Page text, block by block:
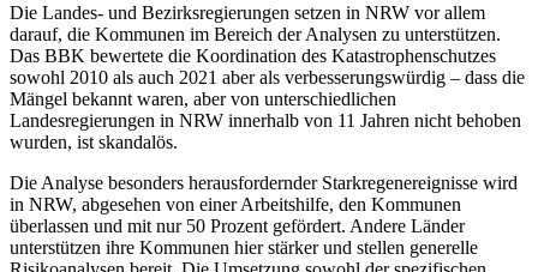
Die Landes- und Bezirksregierungen setzen in NRW vor allem
darauf, die Kommunen im Bereich der Analysen zu unterstützen.
Das BBK bewertete die Koordination des Katastrophenschutzes
sowohl 2010 als auch 2021 aber als verbesserungswürdig – dass die
Mängel bekannt waren, aber von unterschiedlichen
Landesregierungen in NRW innerhalb von 11 Jahren nicht behoben
wurden, ist skandalös.
Die Analyse besonders herausfordernder Starkregenereignisse wird
in NRW, abgesehen von einer Arbeitshilfe, den Kommunen
überlassen und mit nur 50 Prozent gefördert. Andere Länder
unterstützen ihre Kommunen hier stärker und stellen generelle